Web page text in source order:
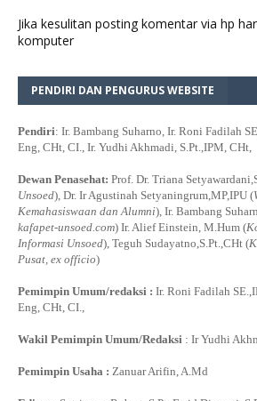
Jika kesulitan posting komentar via hp
komputer
PENDIRI DAN PENGURUS WEBSITE
Pendiri: Ir. Bambang Suharno, Ir. Roni Fadilah
Eng, CHt, CI., Ir. Yudhi Akhmadi, S.Pt.,IPM, CHt,
Dewan Penasehat: Prof. Dr. Triana
Unsoed), Dr. Ir Agustinah Setyaningrum,MP,IPU (
Kemahasiswaan dan Alumni), Ir. Bambang
kafapet-unsoed.com) Ir. Alief Einstein, M.Hum (
Informasi Unsoed), Teguh Sudayatno,S.Pt.,CHt (
Pusat, ex officio)
Pemimpin Umum/redaksi : Ir. Roni Fadilah
Eng, CHt, CI.,
Wakil Pemimpin Umum/Redaksi : Ir Yudhi
Pemimpin Usaha : Zanuar Arifin, A.Md